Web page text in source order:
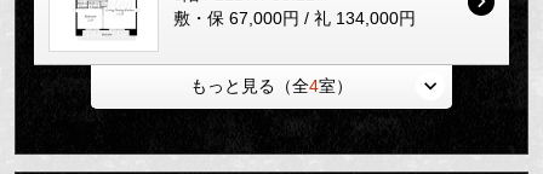
敷・保 67,000円 / 礼 134,000円
もっと見る（全4室）